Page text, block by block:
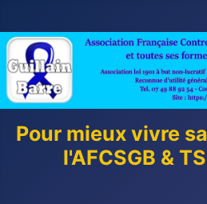
Pour mieux vivre
l'AFCSGB &